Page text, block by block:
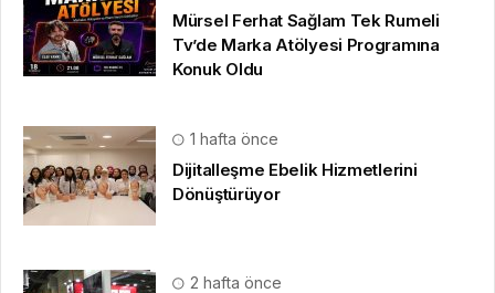
Mürsel Ferhat Sağlam Tek Rumeli
Tv’de Marka Atölyesi Programına
Konuk Oldu
1 hafta önce
Dijitalleşme Ebelik Hizmetlerini
Dönüştürüyor
2 hafta önce